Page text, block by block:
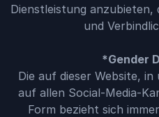
Dienstleistung
und
*Gender
Die auf dieser Website,
auf allen Social-Media-
Form bezieht sich